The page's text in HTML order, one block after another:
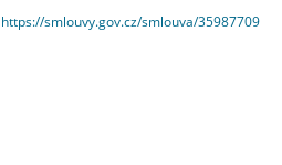
https://smlouvy.gov.cz/smlouva/35987709